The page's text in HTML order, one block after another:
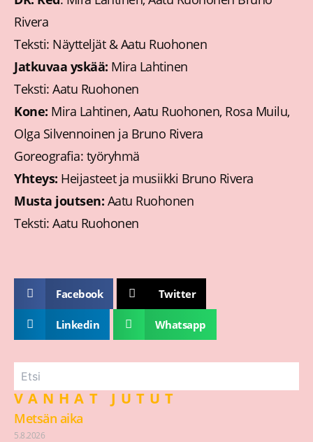
Rivera
Teksti: Näytteljät & Aatu Ruohonen
Jatkuvaa yskää: Mira Lahtinen
Teksti: Aatu Ruohonen
Kone: Mira Lahtinen, Aatu Ruohonen, Rosa Muilu,
Olga Silvennoinen ja Bruno Rivera
Goreografia: työryhmä
Yhteys: Heijasteet ja musiikki Bruno Rivera
Musta joutsen: Aatu Ruohonen
Teksti: Aatu Ruohonen
Facebook Twitter
Linkedin Whatsapp
VANHAT JUTUT
Metsän aika
5.8.2026